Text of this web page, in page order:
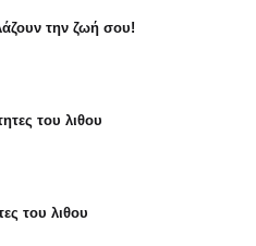
την ζωή σου!
του λιθου
του λιθου